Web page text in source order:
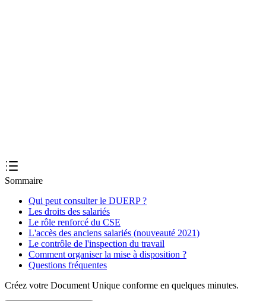
Sommaire
Qui peut consulter le DUERP ?
Les droits des salariés
Le rôle renforcé du CSE
L'accès des anciens salariés (nouveauté 2021)
Le contrôle de l'inspection du travail
Comment organiser la mise à disposition ?
Questions fréquentes
Créez votre Document Unique conforme en quelques minutes.